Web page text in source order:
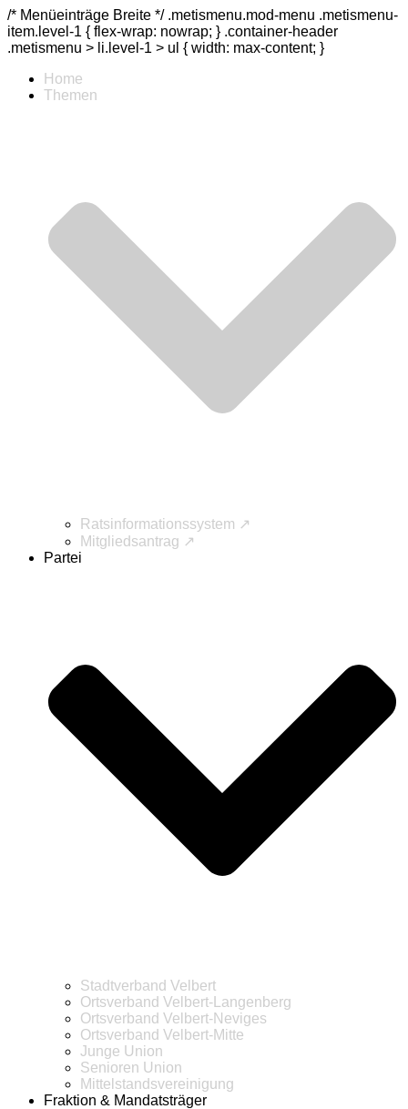
/* Menüeinträge Breite */ .metismenu.mod-menu .metismenu-
item.level-1 { flex-wrap: nowrap; } .container-header
.metismenu > li.level-1 > ul { width: max-content; }
Home
Themen
Ratsinformationssystem ↗
Mitgliedsantrag ↗
Partei
Stadtverband Velbert
Ortsverband Velbert-Langenberg
Ortsverband Velbert-Neviges
Ortsverband Velbert-Mitte
Junge Union
Senioren Union
Mittelstandsvereinigung
Fraktion & Mandatsträger